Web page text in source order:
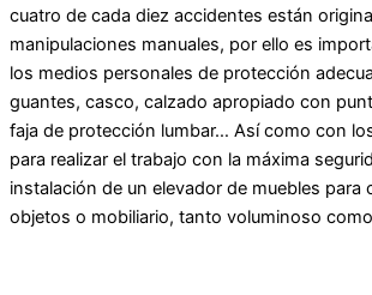
cuatro de cada diez accidentes están
manipulaciones manuales, por ello es
los medios personales de protección
guantes, casco, calzado apropiado con
faja de protección lumbar… Así como con
para realizar el trabajo con la máxima
instalación de un elevador de muebles para
objetos o mobiliario, tanto voluminoso